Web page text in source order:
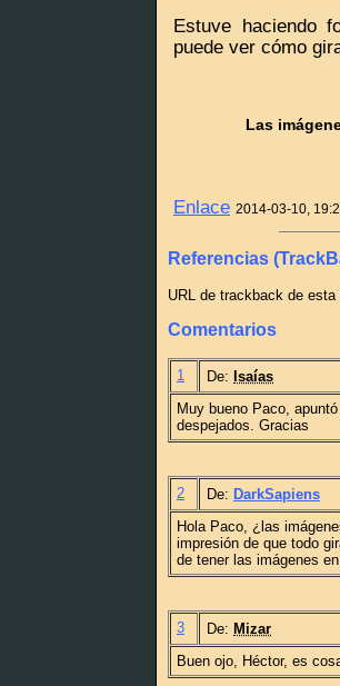
Estuve haciendo
puede ver cómo
Las
Enlace 2014-03-10,
Referencias
URL de trackback de
Comentarios
1 De: Isaías
Muy bueno Paco,
despejados. Gracias
2 De: DarkSapiens
Hola Paco, ¿las
impresión de que todo
de tener las imágenes
3 De: Mizar
Buen ojo, Héctor, es